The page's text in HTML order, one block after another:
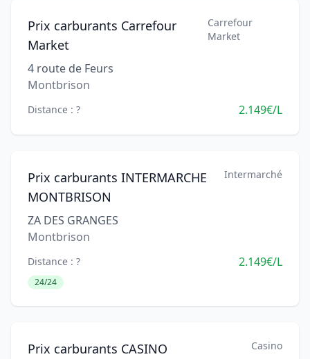
Prix carburants Carrefour
Market
Carrefour
Market
4 route de Feurs
Montbrison
Distance : ? 2.149€/L
Prix carburants INTERMARCHE
MONTBRISON
Intermarché
ZA DES GRANGES
Montbrison
Distance : ? 2.149€/L
24/24
Prix carburants CASINO
Casino